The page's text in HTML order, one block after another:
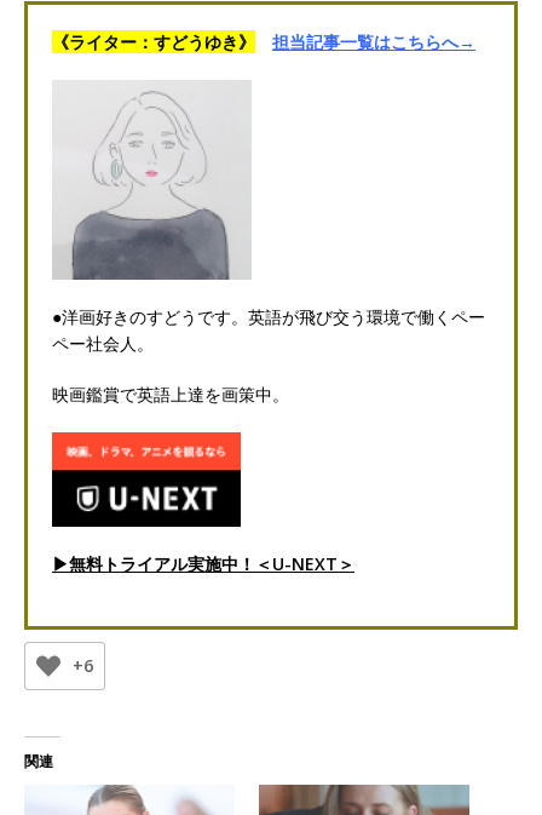
《ライター：すどうゆき》 担当記事一覧はこちらへ→
●洋画好きのすどうです。英語が飛び交う環境で働くペー
ペー社会人。
映画鑑賞で英語上達を画策中。
▶無料トライアル実施中！＜U-NEXT＞
+6
関連